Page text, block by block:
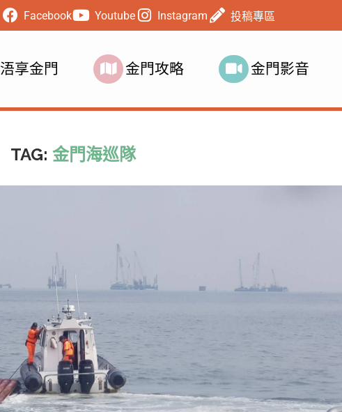
Facebook Youtube Instagram 投稿專區
浯享金門 金門攻略 金門影音
TAG: 金門海巡隊